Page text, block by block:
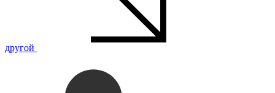
другой